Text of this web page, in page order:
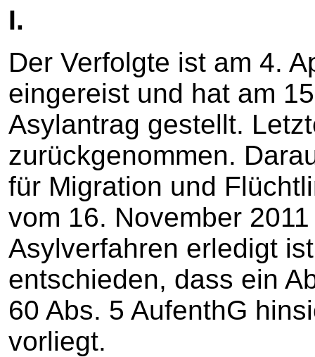
I.
Der Verfolgte ist am 4.
eingereist und hat am
Asylantrag gestellt.
zurückgenommen.
für Migration und
vom 16. November
Asylverfahren erledigt
entschieden, dass ein
60 Abs. 5 AufenthG
vorliegt.